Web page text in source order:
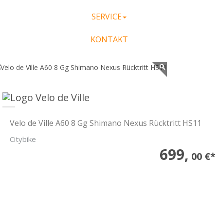
SERVICE
KONTAKT
Velo de Ville A60 8 Gg Shimano Nexus Rücktritt HS11
Citybike
699, 00 €*